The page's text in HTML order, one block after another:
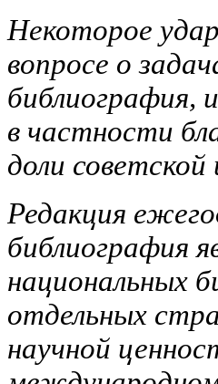
Некоторое
вопросе о
библиография,
в частности
доли
Редакция
библиография
национальных
отдельных
научной